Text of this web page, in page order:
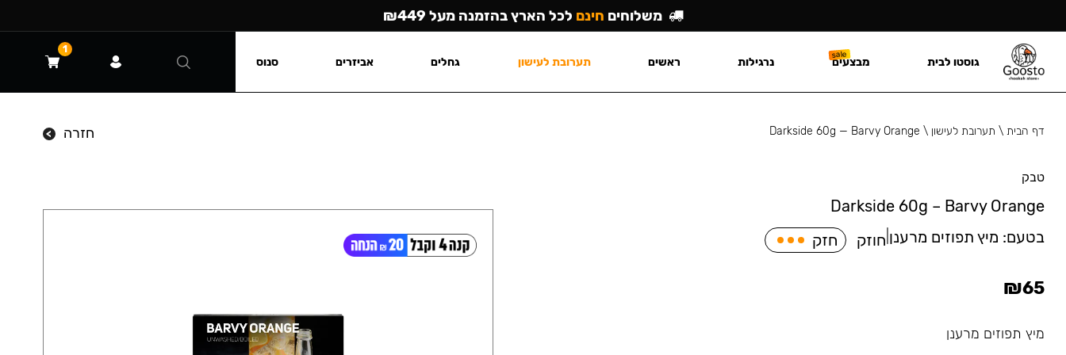
דף הבית\ תערובת לעישון \
Darkside 60g — Barvy Orange חזרה
טבק
Darkside 60g – Barvy Orange
בטעם: מיץ תפוזים מרענן חוזק חזק
₪65
מיץ תפוזים מרענן
משלוחים חינם לכל הארץ בהזמנה מעל ₪449
גוסטו לבית מבצעים נרגילות ראשים תערובת לעישון גחלים אביזרים סנוס
1